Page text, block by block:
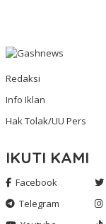
Redaksi
Info Iklan
Hak Tolak/UU Pers
IKUTI KAMI
Facebook
Telegram